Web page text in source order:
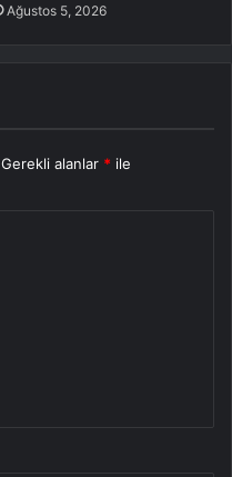
Ağustos 5, 2026
Gerekli alanlar * ile